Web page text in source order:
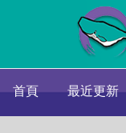
首頁 最近更新